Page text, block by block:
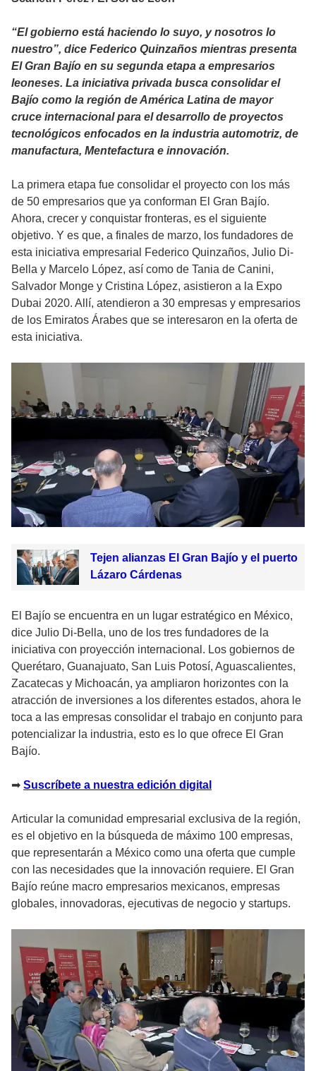
“El gobierno está haciendo lo suyo, y nosotros lo
nuestro”, dice Federico Quinzaños mientras presenta
El Gran Bajío en su segunda etapa a empresarios
leoneses. La iniciativa privada busca consolidar el
Bajío como la región de América Latina de mayor
cruce internacional para el desarrollo de proyectos
tecnológicos enfocados en la industria automotriz, de
manufactura, Mentefactura e innovación.
La primera etapa fue consolidar el proyecto con los más
de 50 empresarios que ya conforman El Gran Bajío.
Ahora, crecer y conquistar fronteras, es el siguiente
objetivo. Y es que, a finales de marzo, los fundadores de
esta iniciativa empresarial Federico Quinzaños, Julio Di-
Bella y Marcelo López, así como de Tania de Canini,
Salvador Monge y Cristina López, asistieron a la Expo
Dubai 2020. Allí, atendieron a 30 empresas y empresarios
de los Emiratos Árabes que se interesaron en la oferta de
esta iniciativa.
Tejen alianzas El Gran Bajío y el puerto
Lázaro Cárdenas
El Bajío se encuentra en un lugar estratégico en México,
dice Julio Di-Bella, uno de los tres fundadores de la
iniciativa con proyección internacional. Los gobiernos de
Querétaro, Guanajuato, San Luis Potosí, Aguascalientes,
Zacatecas y Michoacán, ya ampliaron horizontes con la
atracción de inversiones a los diferentes estados, ahora le
toca a las empresas consolidar el trabajo en conjunto para
potencializar la industria, esto es lo que ofrece El Gran
Bajío.
➡ Suscríbete a nuestra edición digital
Articular la comunidad empresarial exclusiva de la región,
es el objetivo en la búsqueda de máximo 100 empresas,
que representarán a México como una oferta que cumple
con las necesidades que la innovación requiere. El Gran
Bajío reúne macro empresarios mexicanos, empresas
globales, innovadoras, ejecutivas de negocio y startups.